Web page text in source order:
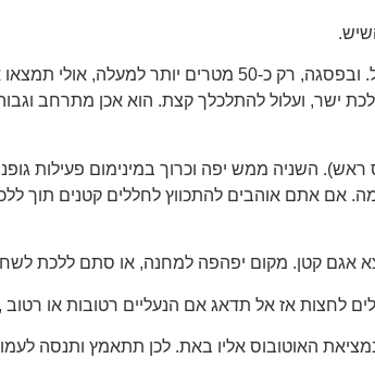
רק כמה מטרים למעלה אפשר להיכנס ל"מערה" נוספת עם
ראש). השניה ממש יפה וכרוך במינימום פעילות
אם אתם אוהבים להתכווץ לחללים קטנים
קטן. מקום יפהפה למחנה, או סתם ללכת
לחצות אז אל תדאג אם הנעליים רטובות או רטוב
האוטובוס אליו באת. לכן תתאמץ ותנסה